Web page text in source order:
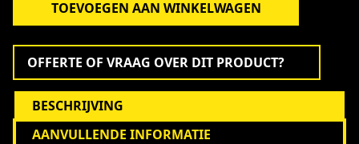
TAU
Speed
aantal
TOEVOEGEN AAN WINKELWAGEN
OFFERTE OF VRAAG OVER DIT PRODUCT?
BESCHRIJVING
AANVULLENDE INFORMATIE